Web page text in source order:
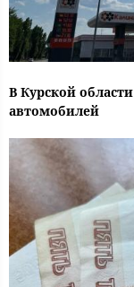
В Курской
автомобилей